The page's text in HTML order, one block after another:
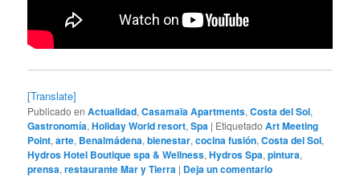
[Translate]
Publicado en Actualidad,Casamaïa Apartments,Costa del Sol,
Gastronomía,Holiday World resort,Spa | Etiquetado Art Meeting
Point,arte, Benalmádena,bienestar,cocina fusión,Costa del Sol,
Hydros Hotel Boutique spa & Wellness,Hydros Spa,pintura,
prensa,restaurante Mar y Tierra | Deja un comentario